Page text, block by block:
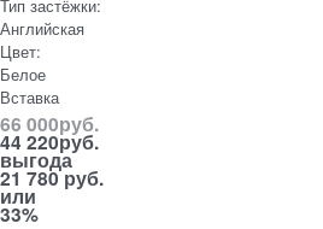
Тип застёжки:
Английская
Цвет:
Белое
Вставка
66 000руб.
44 220руб.
выгода
21 780 руб.
или
33%